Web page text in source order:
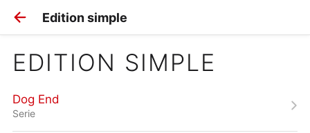
Edition simple
EDITION SIMPLE
Dog End
Serie